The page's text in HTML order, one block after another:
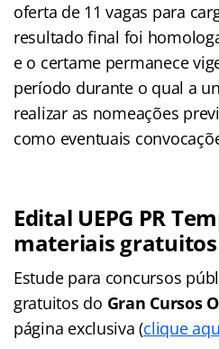
oferta de 11 vagas para
resultado final foi
e o certame permanece
período durante o qual a
realizar as nomeações
como eventuais
Edital UEPG PR
materiais gratuitos
Estude para concursos
gratuitos do Gran Cursos
página exclusiva (clique